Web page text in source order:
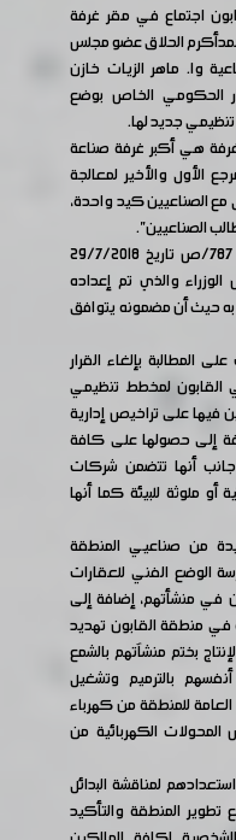
القابون اجتماع في مقر غرفة
الحلاق عضو مجلس
وا. ماهر الزيات خازن
الحكومي الخاص بوضع
جديد لها.
هي أكبر غرفة صناعة
الأول والأخير لمعالجة
مع الصناعيين كيد واحدة،
الصناعيين".
وشرح الحلاق للصناعيين "الكتاب رقم 787/ص تاريخ 29/7/2018
والذي تم إعداده
به حيث أن مضمونه يتوافق
المطالبة بإلغاء القرار
القابون لمخطط تنظيمي
فيها على تراخيص إدارية
إلى حصولها على كافة
منذ عام 1950، إلى جانب أنها تتضمن شركات
ملوثة للبيئة كما أنها
من صناعيي المنطقة
الوضع الفني للعقارات
في منشأتهم، إضافة إلى
في منطقة القابون تهديد
بختم منشآتهم بالشمع
بالترميم وتشغيل
للمنطقة من كهرباء
الكهربائية من
لمناقشة البدائل
المنطقة والتأكيد